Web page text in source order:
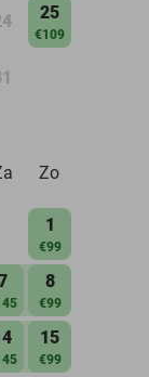
25
€109
Zo
1
€99
8
€99
15
€99